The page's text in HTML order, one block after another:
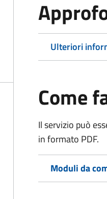
Ulteriori
Come
Il servizio può
in formato PDF.
Moduli da